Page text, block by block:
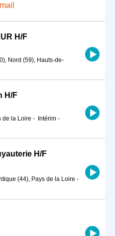
H/F
Nord (59), Hauts-de-
H/F
de la Loire - Intérim -
H/F
(44), Pays de la Loire -